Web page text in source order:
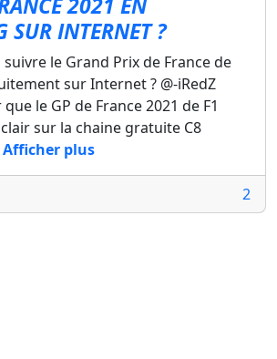
SUR INTERNET ?
le Grand Prix de France de
sur Internet ? @-iRedZ
le GP de France 2021 de F1
sur la chaine gratuite C8
Afficher plus
2